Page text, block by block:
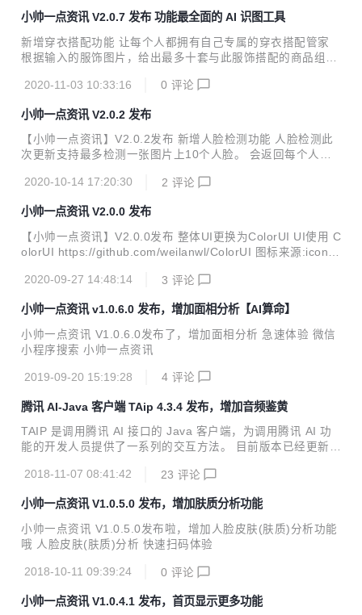
小帅一点资讯 V2.0.7 发布 功能最全面的 AI 识图工具
新增穿衣搭配功能 让每个人都拥有自己专属的穿衣搭配管家
根据输入的服饰图片，给出最多十套与此服饰搭配的商品组合
色识别功能 通过上传图片后就能识别图片的颜色值 输入图片
和Hex）及其在图片中的占比 点击识别结果的颜色块可以得到
RGB 和 HEX 穿衣搭配 颜色识别
2020-11-03 10:33:16 0 评论
小帅一点资讯 V2.0.2 发布
【小帅一点资讯】V2.0.2发布 新增人脸检测功能 人脸检测此
次更新支持最多检测一张图片上10个人脸。 会返回每个人脸
戴眼镜，情绪等。 是否佩戴口罩也是可以显示的。但是由于U
小表帝-手别识别，目前只能返回手表品牌大类名称和置信
度。 小帅是整理了120个手表品牌，细分19386个手表型号。
目前CV二级分类的比较少，小帅也会尝试飞浆训练，以达到
最佳的效果让各位亲们体验。 手表名称、品牌类别、价格、型
号以这几个方向进行数据回显
2020-10-14 17:20:30 2 评论
小帅一点资讯 V2.0.0 发布
【小帅一点资讯】V2.0.0发布 整体UI更换为ColorUI UI使用 C
olorUI https://github.com/weilanwl/ColorUI 图标来源:iconfr
帅 进行在线反馈哦
2020-09-27 14:48:14 3 评论
小帅一点资讯 v1.0.6.0 发布，增加面相分析【AI算命】
小帅一点资讯 V1.0.6.0发布了，增加面相分析 急速体验 微信
小程序搜索 小帅一点资讯
2019-09-20 15:19:28 4 评论
腾讯 AI-Java 客户端 TAip 4.3.4 发布，增加音频鉴黄
TAIP 是调用腾讯 AI 接口的 Java 客户端，为调用腾讯 AI 功
能的开发人员提供了一系列的交互方法。 目前版本已经更新至
黄接口 Java JDK 1.7+ Maven引入 <dependency> <gro
> <version>4.3.4</version> </dependency> 全部特性
【face人脸识别】 人脸检测与分析、多人脸检测、人脸对比、
跨年龄人脸识别、五官定位、...
2018-11-07 08:41:42 23 评论
小帅一点资讯 V1.0.5.0 发布，增加肤质分析功能
小帅一点资讯 V1.0.5.0发布啦，增加人脸皮肤(肤质)分析功能
哦 人脸皮肤(肤质)分析 快速扫码体验
2018-10-11 09:39:24 0 评论
小帅一点资讯 V1.0.4.1 发布，首页显示更多功能